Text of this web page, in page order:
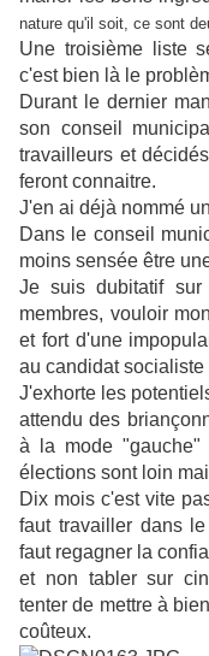
nature qu'il soit, ce sont
Une troisième liste
c'est bien là le
Durant le dernier
son conseil
travailleurs et
feront connaitre.
J'en ai déjà nommé
Dans le conseil
moins sensée être
Je suis dubitatif
membres, vouloir
et fort d'une
au candidat
J'exhorte les
attendu des
à la mode
élections sont loin
Dix mois c'est vite
faut travailler dans
faut regagner la
et non tabler sur
tenter de mettre à
coûteux.